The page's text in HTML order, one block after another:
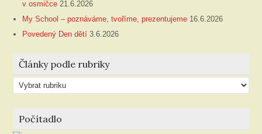
v osmičce 21.6.2026
My School – poznáváme, tvoříme, prezentujeme 16.6.2026
Povedený Den dětí 3.6.2026
Články podle rubriky
Články
podle
rubriky
Počítadlo